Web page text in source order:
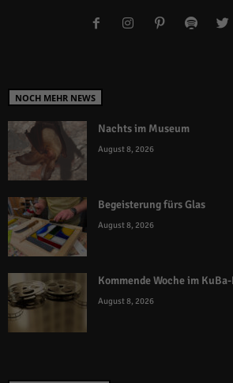
NOCH MEHR NEWS
Nachts im Museum
August 8, 2026
Begeisterung fürs Glas
August 8, 2026
Kommende Woche im
August 8, 2026